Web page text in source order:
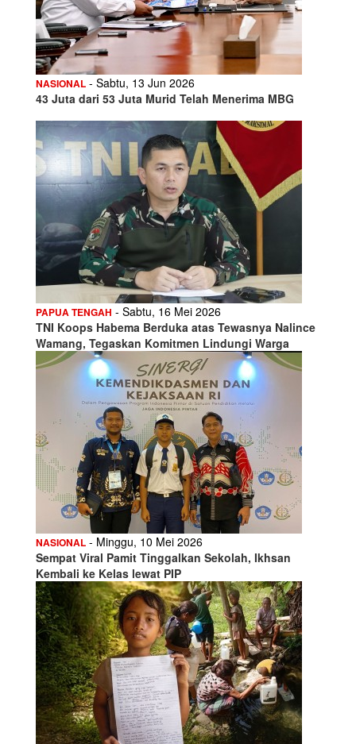
NASIONAL - Sabtu, 13 Jun 2026
43 Juta dari 53 Juta Murid Telah Menerima MBG
PAPUA TENGAH - Sabtu, 16 Mei 2026
TNI Koops Habema Berduka atas Tewasnya Nalince
Wamang, Tegaskan Komitmen Lindungi Warga
NASIONAL - Minggu, 10 Mei 2026
Sempat Viral Pamit Tinggalkan Sekolah, Ikhsan
Kembali ke Kelas lewat PIP